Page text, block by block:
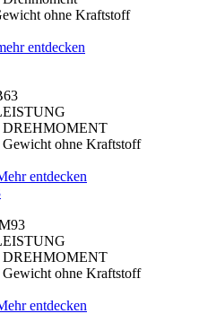
ohne Kraftstoff
entdecken
DREHMOMENT
Gewicht ohne Kraftstoff
entdecken
DREHMOMENT
Gewicht ohne Kraftstoff
entdecken